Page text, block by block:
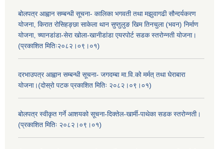
बोलपत्र आह्वान सम्बन्धी सूचना- कालिका भगवती तथा मझुवागढी सौन्दर्यकरण
योजना, किरात रोसिहङ्छा साकेला थान सुप्तुलुङ खिम तिनचुला (भवन) निर्माण
योजना, च्यानडांडा-सेरा खोला-खानीडांडा एयरपोर्ट सडक स्तरोन्नती योजना।
(प्रकाशित मितिः२०८२।०९।०१)
दरभाउपत्र आह्वान सम्बन्धी सूचना- जगदम्बा मा.वि.को मर्मत् तथा घेराबारा
योजना।(दोस्रो पटक प्रकाशित मितिः २०८२।०९।०१)
बोलपत्र स्वीकृत गर्ने आशयको सूचना-दिक्तेल-खार्मी-पाथेका सडक स्तरोन्नती।
(प्रकाशित मितिः २०८२।०९।०१)